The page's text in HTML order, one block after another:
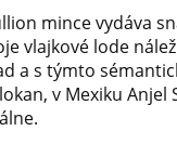
mince vydáva
vlajkové lode
a s týmto
v Mexiku Anjel